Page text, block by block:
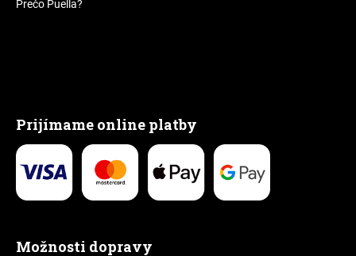
Prečo Puella?
Prijímame online platby
Možnosti dopravy